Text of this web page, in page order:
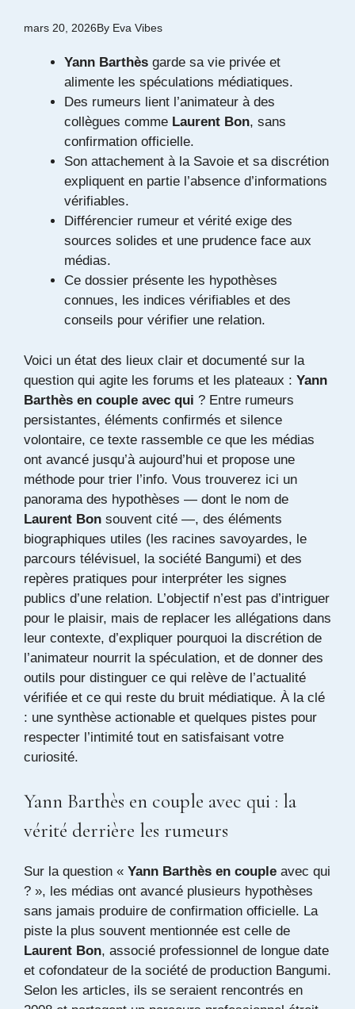
mars 20, 2026By Eva Vibes
Yann Barthès garde sa vie privée et
alimente les spéculations médiatiques.
Des rumeurs lient l’animateur à des
collègues comme Laurent Bon, sans
confirmation officielle.
Son attachement à la Savoie et sa discrétion
expliquent en partie l’absence d’informations
vérifiables.
Différencier rumeur et vérité exige des
sources solides et une prudence face aux
médias.
Ce dossier présente les hypothèses
connues, les indices vérifiables et des
conseils pour vérifier une relation.
Voici un état des lieux clair et documenté sur la
question qui agite les forums et les plateaux : Yann
Barthès en couple avec qui ? Entre rumeurs
persistantes, éléments confirmés et silence
volontaire, ce texte rassemble ce que les médias
ont avancé jusqu’à aujourd’hui et propose une
méthode pour trier l’info. Vous trouverez ici un
panorama des hypothèses — dont le nom de
Laurent Bon souvent cité —, des éléments
biographiques utiles (les racines savoyardes, le
parcours télévisuel, la société Bangumi) et des
repères pratiques pour interpréter les signes
publics d’une relation. L’objectif n’est pas d’intriguer
pour le plaisir, mais de replacer les allégations dans
leur contexte, d’expliquer pourquoi la discrétion de
l’animateur nourrit la spéculation, et de donner des
outils pour distinguer ce qui relève de l’actualité
vérifiée et ce qui reste du bruit médiatique. À la clé
: une synthèse actionable et quelques pistes pour
respecter l’intimité tout en satisfaisant votre
curiosité.
Yann Barthès en couple avec qui : la
vérité derrière les rumeurs
Sur la question « Yann Barthès en couple avec qui
? », les médias ont avancé plusieurs hypothèses
sans jamais produire de confirmation officielle. La
piste la plus souvent mentionnée est celle de
Laurent Bon, associé professionnel de longue date
et cofondateur de la société de production Bangumi.
Selon les articles, ils se seraient rencontrés en